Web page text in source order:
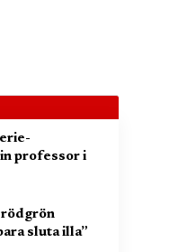
professor i
rödgrön
sluta illa”